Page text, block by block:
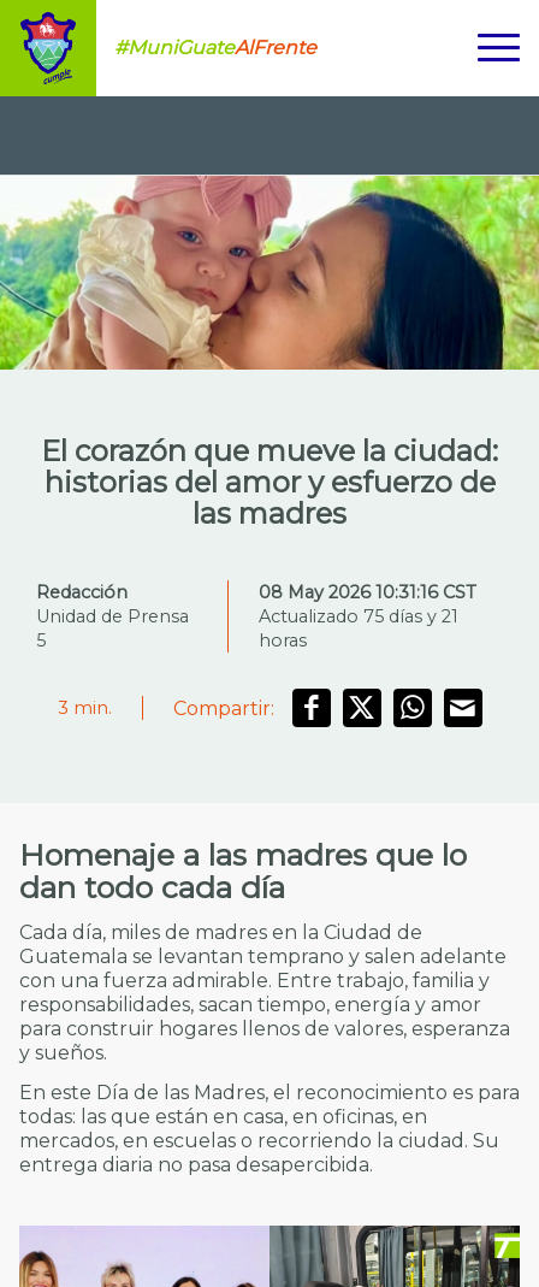
#MuniGuateAlFrente
El corazón que mueve la ciudad:
historias del amor y esfuerzo de
las madres
Redacción
Unidad de Prensa
5
08 May 2026 10:31:16 CST
Actualizado 75 días y 21
horas
3 min. Compartir:
Homenaje a las madres que lo
dan todo cada día
Cada día, miles de madres en la Ciudad de
Guatemala se levantan temprano y salen adelante
con una fuerza admirable. Entre trabajo, familia y
responsabilidades, sacan tiempo, energía y amor
para construir hogares llenos de valores, esperanza
y sueños.
En este Día de las Madres, el reconocimiento es para
todas: las que están en casa, en oficinas, en
mercados, en escuelas o recorriendo la ciudad. Su
entrega diaria no pasa desapercibida.